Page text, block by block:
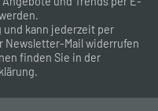
kann jederzeit per
Newsletter-Mail widerrufen
finden Sie in der
.